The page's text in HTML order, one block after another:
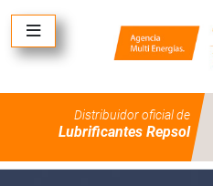
Distribuidor oficial de
Lubrificantes Repsol